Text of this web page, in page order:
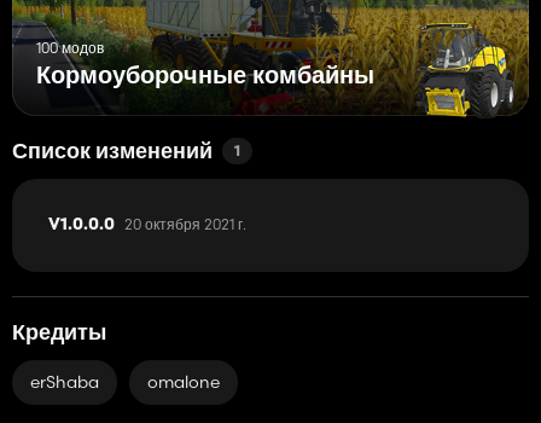
100 модов
Кормоуборочные комбайны
Список изменений 1
V1.0.0.0 20 октября 2021 г.
Кредиты
erShaba omalone